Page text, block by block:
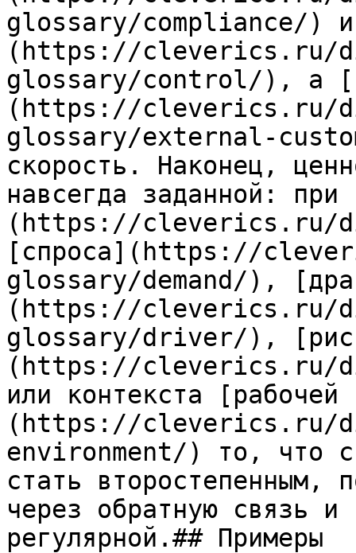
glossary/compliance/)
(https://cleverics.ru/
glossary/control/), а
(https://cleverics.ru/
glossary/external-
скорость. Наконец,
навсегда заданной: при
(https://cleverics.ru/
[спроса](https://
glossary/demand/),
(https://cleverics.ru/
glossary/driver/),
(https://cleverics.ru/
или контекста [рабочей
(https://cleverics.ru/
environment/) то, что
стать второстепенным,
через обратную связь и
регулярной.## Примеры